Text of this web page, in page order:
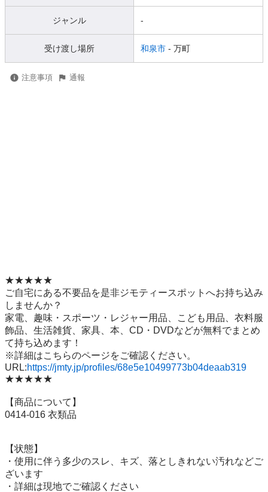
ジャンル -
受け渡し場所 和泉市 - 万町
注意事項 通報
★★★★★
ご自宅にある不要品を是非ジモティースポットへお持ち込み
しませんか？
家電、趣味・スポーツ・レジャー用品、こども用品、衣料服
飾品、生活雑貨、家具、本、CD・DVDなどが無料でまとめ
て持ち込めます！
※詳細はこちらのページをご確認ください。
URL:https://jmty.jp/profiles/68e5e10499773b04deaab319
★★★★★
【商品について】
0414-016 衣類品
【状態】
・使用に伴う多少のスレ、キズ、落としきれない汚れなどご
ざいます
・詳細は現地でご確認ください